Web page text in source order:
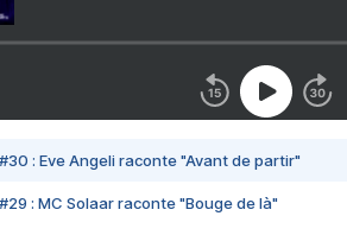
#30 : Eve Angeli raconte "Avant de partir"
#29 : MC Solaar raconte "Bouge de là"